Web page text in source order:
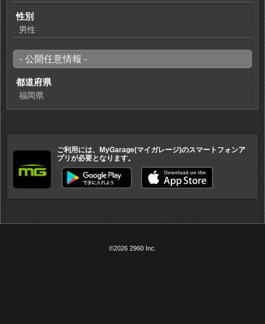
性別
男性
- 公開任意情報 -
都道府県
福岡県
ご利用には、MyGarage(マイガレージ)のスマートフォンア
プリが必要となります。
©2026 2960 Inc.